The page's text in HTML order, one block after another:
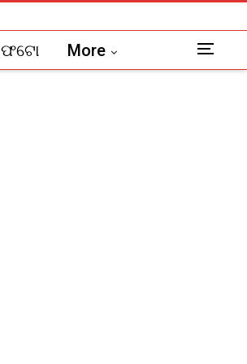
ଫଟୋ More